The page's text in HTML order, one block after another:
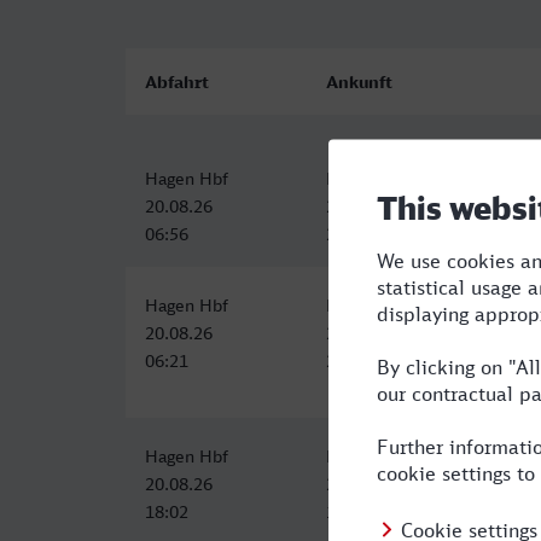
Abfahrt Ankunft
Hagen Hbf
20.08.26
06:56
Budapest-Déli
20.08.26
20:09
Hagen Hbf
20.08.26
06:21
Budapest-Déli
20.08.26
20:34
Hagen Hbf
20.08.26
18:02
Budapest-Déli
21.08.26
10:34